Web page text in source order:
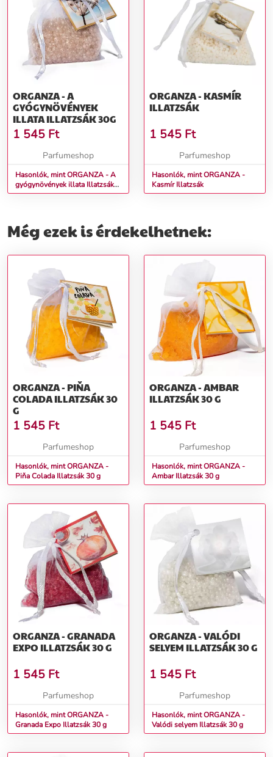
ORGANZA - A
GYÓGYNÖVÉNYEK
ILLATA ILLATZSÁK 30G
1 545 Ft
Parfumeshop
Hasonlók, mint ORGANZA - A
gyógynövények illata Illatzsák
30g
ORGANZA - KASMÍR
ILLATZSÁK
1 545 Ft
Parfumeshop
Hasonlók, mint ORGANZA -
Kasmír Illatzsák
Még ezek is érdekelhetnek:
ORGANZA - PIŇA
COLADA ILLATZSÁK 30
G
1 545 Ft
Parfumeshop
Hasonlók, mint ORGANZA -
Piňa Colada Illatzsák 30 g
ORGANZA - AMBAR
ILLATZSÁK 30 G
1 545 Ft
Parfumeshop
Hasonlók, mint ORGANZA -
Ambar Illatzsák 30 g
ORGANZA - GRANADA
EXPO ILLATZSÁK 30 G
1 545 Ft
Parfumeshop
Hasonlók, mint ORGANZA -
Granada Expo Illatzsák 30 g
ORGANZA - VALÓDI
SELYEM ILLATZSÁK 30 G
1 545 Ft
Parfumeshop
Hasonlók, mint ORGANZA -
Valódi selyem Illatzsák 30 g